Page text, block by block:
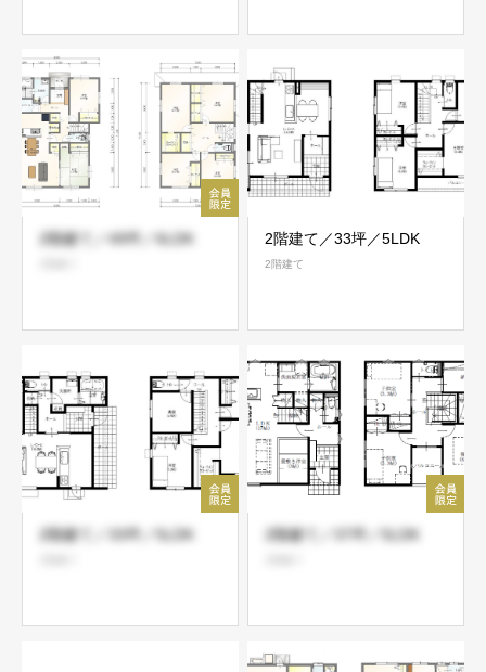
2階建て／49坪／6LDK 2階建て／33坪／5LDK
2階建て
2階建て／33坪／5LDK 2階建て／37坪／5LDK